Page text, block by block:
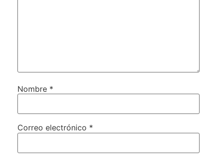
Nombre *
Correo electrónico *